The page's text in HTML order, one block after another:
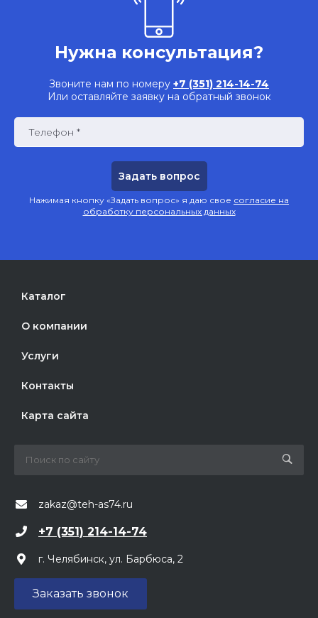
Нужна консультация?
Звоните нам по номеру +7 (351) 214-14-74
Или оставляйте заявку на обратный звонок
Телефон *
Нажимая кнопку «Задать вопрос» я даю свое согласие на
обработку персональных данных
Каталог
О компании
Услуги
Контакты
Карта сайта
zakaz@teh-as74.ru
+7 (351) 214-14-74
г. Челябинск, ул. Барбюса, 2
Заказать звонок